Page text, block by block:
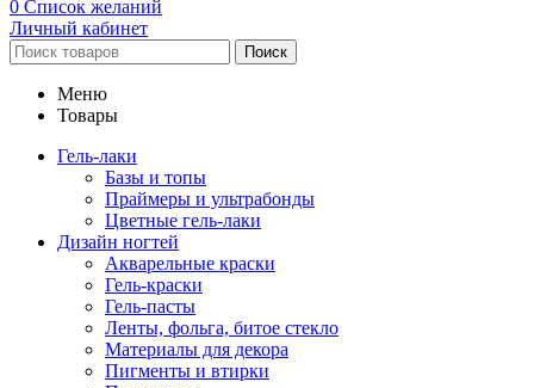
0 Список желаний
Личный кабинет
Поиск
Меню
Товары
Гель-лаки
Базы и топы
Праймеры и ультрабонды
Цветные гель-лаки
Дизайн ногтей
Акварельные краски
Гель-краски
Гель-пасты
Ленты, фольга, битое стекло
Материалы для декора
Пигменты и втирки